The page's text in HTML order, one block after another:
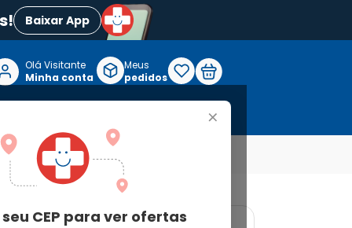
Baixar App
+
CEP para ver ofertas
Olá Visitante
Minha conta
Meus
pedidos